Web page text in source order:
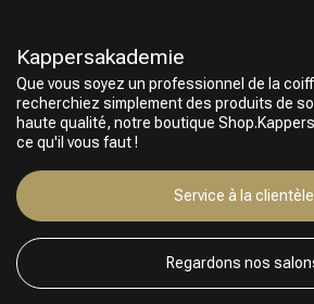
Kappersakademie
Que vous soyez un professionnel de la
recherchiez simplement des produits de
haute qualité, notre boutique
ce qu'il vous faut !
Service à la clientèle
Regardons nos